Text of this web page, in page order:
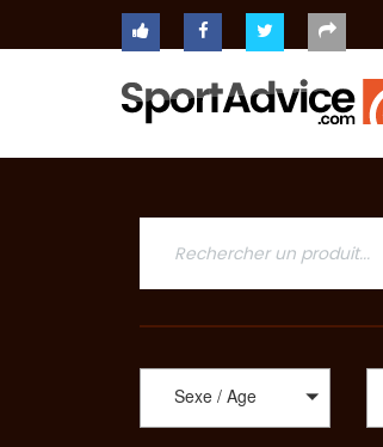
ACCUEIL
RÉPONSES
CONTACT
d’enseignes : AGM Tech,
Santa Cruz, Specialized, Sunn
choix de vélo, idéal selon votre
sélection de modèles, vous
Sexe / Age